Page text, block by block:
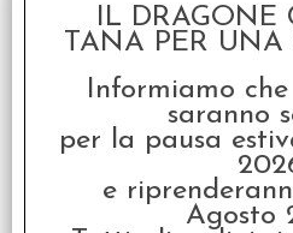
Bustine
mm (100) -
IL DRAGONE
TANA PER UNA
Informiamo
saranno
per la pausa
e
Agosto